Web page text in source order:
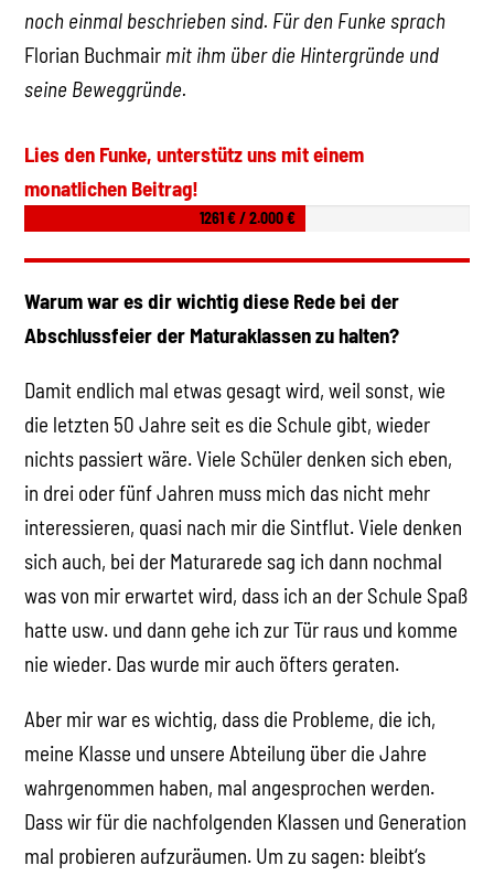
noch einmal beschrieben sind. Für den Funke sprach
Florian Buchmair mit ihm über die Hintergründe und
seine Beweggründe.
Lies den Funke, unterstütz uns mit einem
monatlichen Beitrag!
1261 € / 2.000 €
Warum war es dir wichtig diese Rede bei der
Abschlussfeier der Maturaklassen zu halten?
Damit endlich mal etwas gesagt wird, weil sonst, wie
die letzten 50 Jahre seit es die Schule gibt, wieder
nichts passiert wäre. Viele Schüler denken sich eben,
in drei oder fünf Jahren muss mich das nicht mehr
interessieren, quasi nach mir die Sintflut. Viele denken
sich auch, bei der Maturarede sag ich dann nochmal
was von mir erwartet wird, dass ich an der Schule Spaß
hatte usw. und dann gehe ich zur Tür raus und komme
nie wieder. Das wurde mir auch öfters geraten.
Aber mir war es wichtig, dass die Probleme, die ich,
meine Klasse und unsere Abteilung über die Jahre
wahrgenommen haben, mal angesprochen werden.
Dass wir für die nachfolgenden Klassen und Generation
mal probieren aufzuräumen. Um zu sagen: bleibt‘s